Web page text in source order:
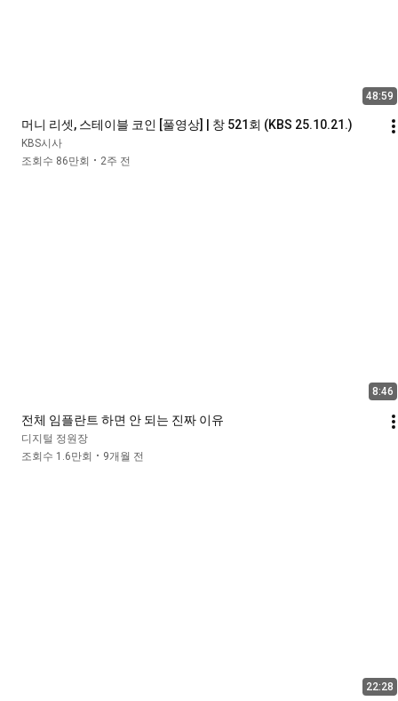
48:59
머니 리셋, 스테이블 코인 [풀영상] | 창 521회 (KBS 25.10.21.)
KBS시사
조회수 86만회
• 2주 전
8:46
전체 임플란트 하면 안 되는 진짜 이유
디지털 정원장
조회수 1.6만회
• 9개월 전
22:28